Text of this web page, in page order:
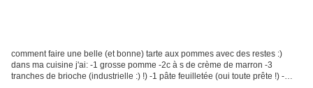
comment faire une belle (et bonne) tarte aux pommes avec des restes :)
dans ma cuisine j'ai: -1 grosse pomme -2c à s de crème de marron -3
tranches de brioche (industrielle :) !) -1 pâte feuilletée (oui toute prête !) -